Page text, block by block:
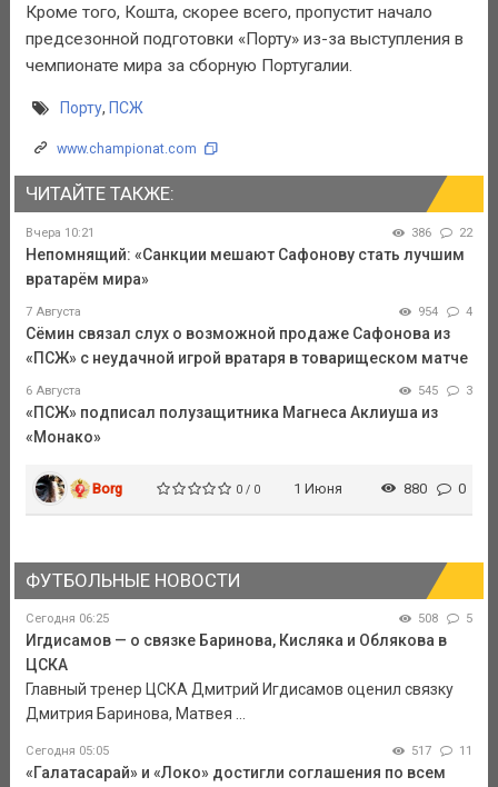
Кроме того, Кошта, скорее всего, пропустит начало
предсезонной подготовки «Порту» из-за выступления в
чемпионате мира за сборную Португалии.
Порту, ПСЖ
www.championat.com
ЧИТАЙТЕ ТАКЖЕ:
Вчера 10:21 386 22
Непомнящий: «Санкции мешают Сафонову стать лучшим
вратарём мира»
7 Августа 954 4
Сёмин связал слух о возможной продаже Сафонова из
«ПСЖ» с неудачной игрой вратаря в товарищеском матче
6 Августа 545 3
«ПСЖ» подписал полузащитника Магнеса Аклиуша из
«Монако»
Borg 0 / 0 1 Июня 880 0
ФУТБОЛЬНЫЕ НОВОСТИ
Сегодня 06:25 508 5
Игдисамов — о связке Баринова, Кисляка и Облякова в
ЦСКА
Главный тренер ЦСКА Дмитрий Игдисамов оценил связку
Дмитрия Баринова, Матвея ...
Сегодня 05:05 517 11
«Галатасарай» и «Локо» достигли соглашения по всем